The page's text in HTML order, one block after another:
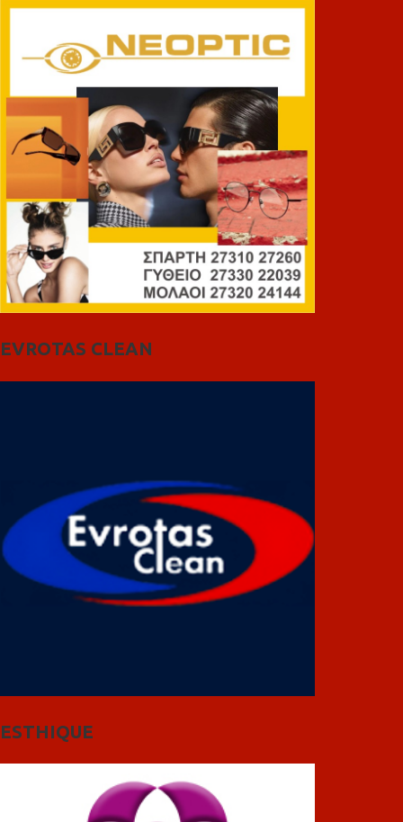
EVROTAS CLEAN
ESTHIQUE